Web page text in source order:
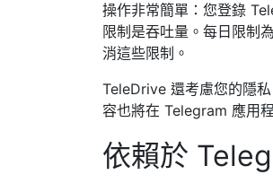
操作非常簡單：您登錄
限制是吞吐量。每日限制
消這些限制。
TeleDrive 還考慮您的隱
容也將在 Telegram 應用
依賴於